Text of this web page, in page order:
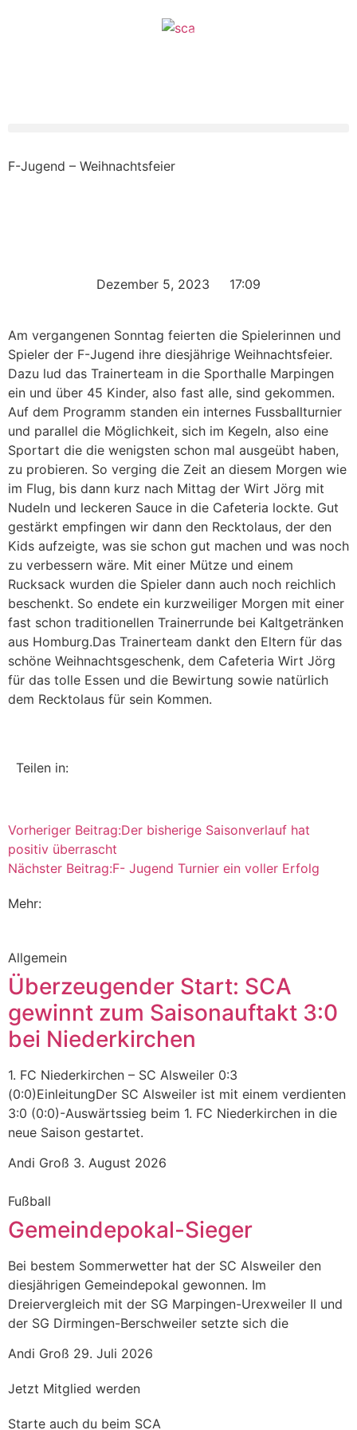
F-Jugend – Weihnachtsfeier
Dezember 5, 2023 17:09
Am vergangenen Sonntag feierten die Spielerinnen und
Spieler der F-Jugend ihre diesjährige Weihnachtsfeier.
Dazu lud das Trainerteam in die Sporthalle Marpingen
ein und über 45 Kinder, also fast alle, sind gekommen.
Auf dem Programm standen ein internes Fussballturnier
und parallel die Möglichkeit, sich im Kegeln, also eine
Sportart die die wenigsten schon mal ausgeübt haben,
zu probieren. So verging die Zeit an diesem Morgen wie
im Flug, bis dann kurz nach Mittag der Wirt Jörg mit
Nudeln und leckeren Sauce in die Cafeteria lockte. Gut
gestärkt empfingen wir dann den Recktolaus, der den
Kids aufzeigte, was sie schon gut machen und was noch
zu verbessern wäre. Mit einer Mütze und einem
Rucksack wurden die Spieler dann auch noch reichlich
beschenkt. So endete ein kurzweiliger Morgen mit einer
fast schon traditionellen Trainerrunde bei Kaltgetränken
aus Homburg.Das Trainerteam dankt den Eltern für das
schöne Weihnachtsgeschenk, dem Cafeteria Wirt Jörg
für das tolle Essen und die Bewirtung sowie natürlich
dem Recktolaus für sein Kommen.
Teilen in:
Vorheriger Beitrag:Der bisherige Saisonverlauf hat
positiv überrascht
Nächster Beitrag:F- Jugend Turnier ein voller Erfolg
Mehr:
Allgemein
Überzeugender Start: SCA
gewinnt zum Saisonauftakt 3:0
bei Niederkirchen
1. FC Niederkirchen – SC Alsweiler 0:3
(0:0)EinleitungDer SC Alsweiler ist mit einem verdienten
3:0 (0:0)-Auswärtssieg beim 1. FC Niederkirchen in die
neue Saison gestartet.
Andi Groß 3. August 2026
Fußball
Gemeindepokal-Sieger
Bei bestem Sommerwetter hat der SC Alsweiler den
diesjährigen Gemeindepokal gewonnen. Im
Dreiervergleich mit der SG Marpingen-Urexweiler Il und
der SG Dirmingen-Berschweiler setzte sich die
Andi Groß 29. Juli 2026
Jetzt Mitglied werden
Starte auch du beim SCA